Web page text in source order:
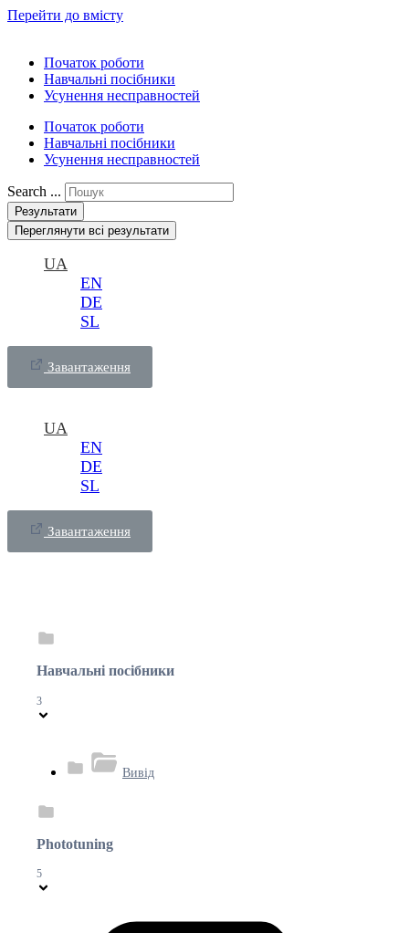
Перейти до вмісту
Початок роботи
Навчальні посібники
Усунення несправностей
Початок роботи
Навчальні посібники
Усунення несправностей
Search ...
Результати
Переглянути всі результати
UA
EN
DE
SL
Завантаження
UA
EN
DE
SL
Завантаження
Навчальні посібники
3
Вивід
Phototuning
5